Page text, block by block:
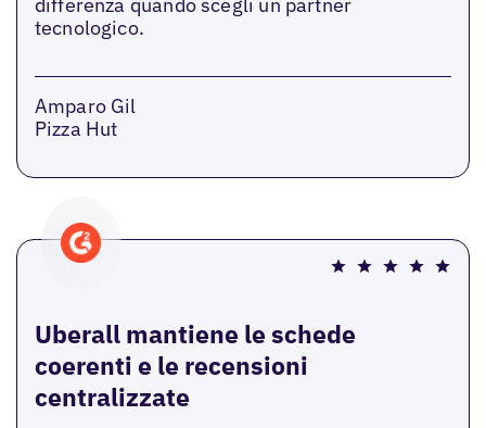
tecnologico.
Amparo Gil
Pizza Hut
Uberall mantiene le schede
coerenti e le recensioni
centralizzate